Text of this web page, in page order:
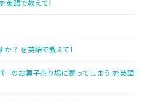
英語で教えて!
か？ を英語で教えて!
ーのお菓子売り場に寄ってしまう を英語